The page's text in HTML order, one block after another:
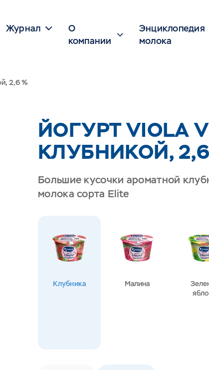
Журнал
О
компании
Энциклопедия
молока
2,6 %
ЙОГУРТ VIOLA
КЛУБНИКОЙ, 2,6
Большие кусочки ароматной
молока сорта Elite
Клубника Малина